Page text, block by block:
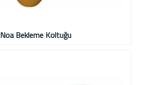
Noa Bekleme Koltuğu